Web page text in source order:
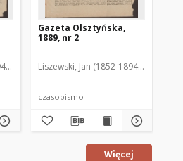
Red.
Gazeta Olsztyńska,
1889, nr 2
Liszewski, Jan (1852-1894). Red.
czasopismo
Więcej